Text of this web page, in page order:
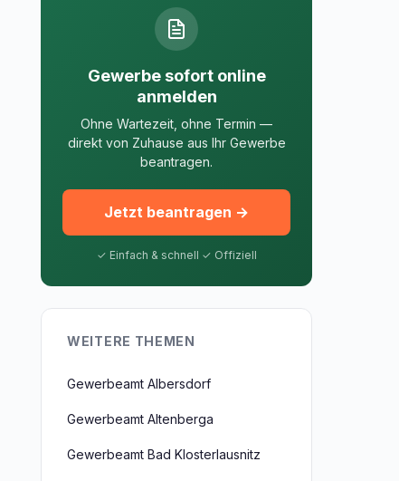
Gewerbe sofort online
anmelden
Ohne Wartezeit, ohne Termin —
direkt von Zuhause aus Ihr Gewerbe
beantragen.
Jetzt beantragen →
✓ Einfach & schnell ✓ Offiziell
WEITERE THEMEN
Gewerbeamt Albersdorf
Gewerbeamt Altenberga
Gewerbeamt Bad Klosterlausnitz